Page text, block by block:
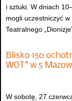
i sztuki. W dniach
mogli uczestniczyć
Teatralnego
Blisko 150
WOT” w 5
W sobotę, 27